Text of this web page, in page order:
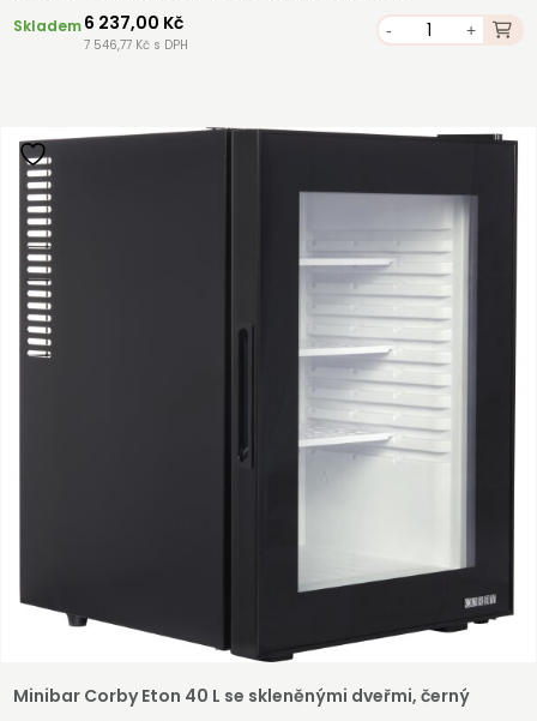
Skladem6 237,00 Kč
7 546,77 Kč s DPH
- +
Minibar Corby Eton 40 L se skleněnými dveřmi, černý